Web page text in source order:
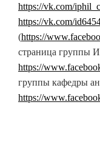
https://vk.com/
https://vk.com/
(https://
страница группы
https://
группы кафедры
https://